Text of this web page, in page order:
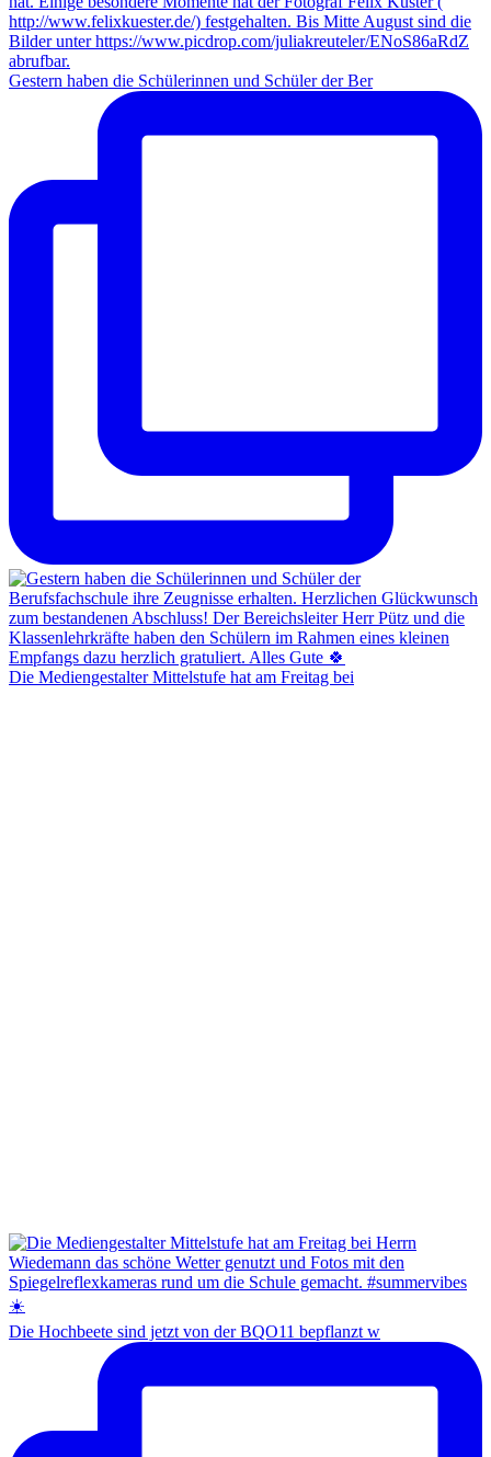
Gestern haben die Schülerinnen und Schüler der Ber
Die Mediengestalter Mittelstufe hat am Freitag bei
Die Hochbeete sind jetzt von der BQO11 bepflanzt w